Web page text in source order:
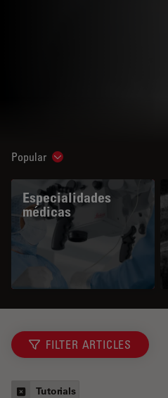
Popular Show subnavigation
Especialidades
médicas
FILTER ARTICLES
Tutorials